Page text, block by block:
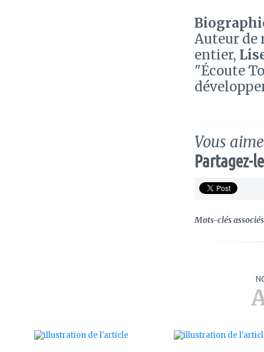
Auteur de
entier,
"Écoute
Vous
Partagez-
Mots-clés